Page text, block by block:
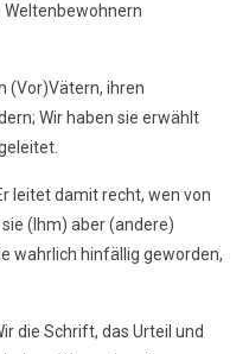
Weltenbewohnern
(Vor)Vätern, ihren
Wir haben sie erwählt
leitet damit recht, wen von
(Ihm) aber (andere)
wahrlich hinfällig geworden,
die Schrift, das Urteil und